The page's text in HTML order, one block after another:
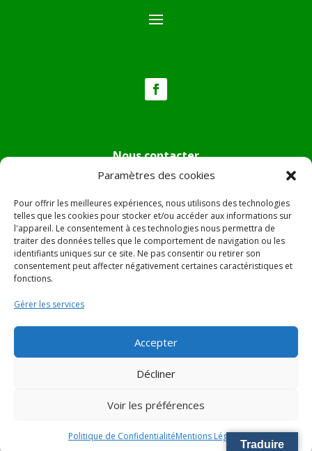
Paramètres des cookies
Pour offrir les meilleures expériences, nous utilisons des technologies
telles que les cookies pour stocker et/ou accéder aux informations sur
l'appareil. Le consentement à ces technologies nous permettra de
traiter des données telles que le comportement de navigation ou les
identifiants uniques sur ce site. Ne pas consentir ou retirer son
consentement peut affecter négativement certaines caractéristiques et
fonctions.
Gérer les services
Accepter
Décliner
Voir les préférences
Politique de ConfidentialitéMentions Légales
Nous contacter
Tél :04.95.36.24.02
Mail:
mairie.pietradiverde@wanadoo.fr
Adresse :Hôtel de ville de Pietra di Verde
Le village
20230 Pietra di Verde
© 2022 Mairie de Pietra Di Verde – Réalisation
Traduire